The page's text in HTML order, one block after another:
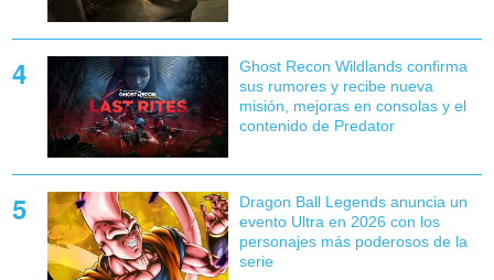
Ghost Recon Wildlands confirma
sus rumores y recibe nueva
misión, mejoras en consolas y el
contenido de Predator
Dragon Ball Legends anuncia un
evento Ultra en 2026 con los
personajes más poderosos de la
serie